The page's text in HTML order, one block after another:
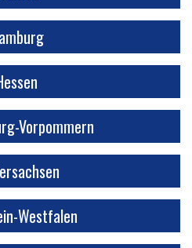
Vorpommern
Westfalen